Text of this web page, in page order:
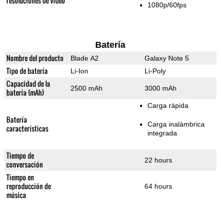
1080p/60fps
Batería
Nombre del producto Blade A2 Galaxy Note 5
Tipo de batería Li-Ion Li-Poly
Capacidad de la
batería (mAh)
2500 mAh 3000 mAh
Batería
características
Carga rápida
Carga inalámbrica
integrada
Tiempo de
conversación
22 hours
Tiempo en
reproducción de
música
64 hours